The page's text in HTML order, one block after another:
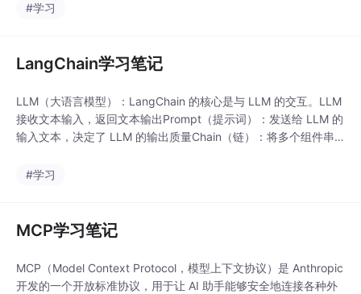
#学习
LangChain学习笔记
LLM（大语言模型）：LangChain 的核心是与 LLM 的交互。LLM
接收文本输入，返回文本输出Prompt（提示词）：发送给 LLM 的
输入文本，决定了 LLM 的输出质量Chain（链）：将多个组件串
记住之前的对话内容Document（文档）：文本数据的基本单位，
#学习
MCP学习笔记
MCP（Model Context Protocol，模型上下文协议）是 Anthropic
开发的一个开放标准协议，用于让 AI 助手能够安全地连接各种外